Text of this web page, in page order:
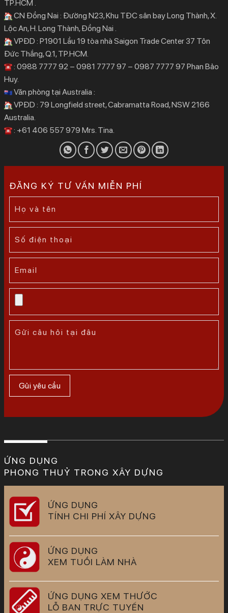
TP.HCM .
CN Đồng Nai : Đường N23, Khu TĐC sân bay Long Thành, X.
Lộc An, H. Long Thành, Đồng Nai .
VPĐD : P1901 Lầu 19 tòa nhà Saigon Trade Center 37 Tôn
Đức Thắng, Q.1, TP.HCM.
: 0988 7777 92 – 0981 7777 97 – 0987 7777 97 Phan Bảo
Huy.
Văn phòng tại Australia :
VPĐD : 79 Longfield street, Cabramatta Road, NSW 2166
Australia.
: +61 406 557 979 Mrs. Tina.
ĐĂNG KÝ TƯ VẤN MIỄN PHÍ
ỨNG DỤNG
PHONG THUỶ TRONG XÂY DỰNG
ỨNG DỤNG
TÍNH CHI PHÍ XÂY DỰNG
ỨNG DỤNG
XEM TUỔI LÀM NHÀ
ỨNG DỤNG XEM THƯỚC
LỖ BAN TRỰC TUYẾN